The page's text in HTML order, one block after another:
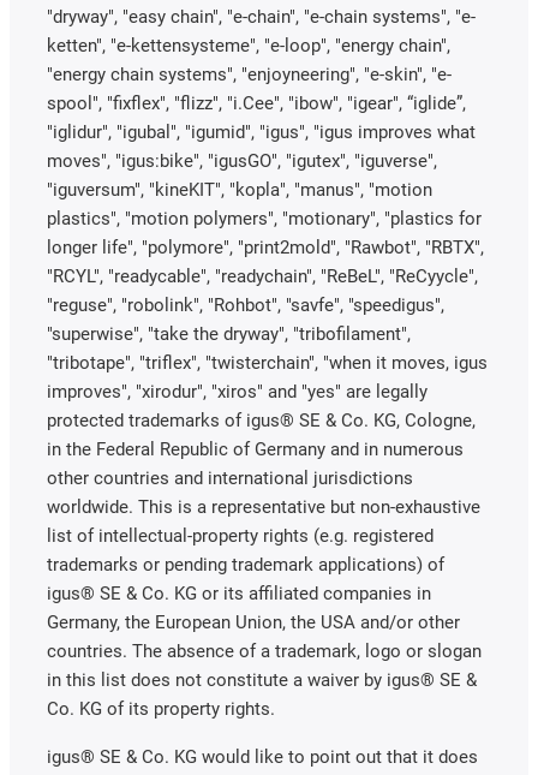
"dryway", "easy chain", "e-chain", "e-chain systems", "e-
ketten", "e-kettensysteme", "e-loop", "energy chain",
"energy chain systems", "enjoyneering", "e-skin", "e-
spool", "fixflex", "flizz", "i.Cee", "ibow", "igear", “iglide”,
"iglidur", "igubal", "igumid", "igus", "igus improves what
moves", "igus:bike", "igusGO", "igutex", "iguverse",
"iguversum", "kineKIT", "kopla", "manus", "motion
plastics", "motion polymers", "motionary", "plastics for
longer life", "polymore", "print2mold", "Rawbot", "RBTX",
"RCYL", "readycable", "readychain", "ReBeL", "ReCyycle",
"reguse", "robolink", "Rohbot", "savfe", "speedigus",
"superwise", "take the dryway", "tribofilament",
"tribotape", "triflex", "twisterchain", "when it moves, igus
improves", "xirodur", "xiros" and "yes" are legally
protected trademarks of igus® SE & Co. KG, Cologne,
in the Federal Republic of Germany and in numerous
other countries and international jurisdictions
worldwide. This is a representative but non-exhaustive
list of intellectual-property rights (e.g. registered
trademarks or pending trademark applications) of
igus® SE & Co. KG or its affiliated companies in
Germany, the European Union, the USA and/or other
countries. The absence of a trademark, logo or slogan
in this list does not constitute a waiver by igus® SE &
Co. KG of its property rights.
igus® SE & Co. KG would like to point out that it does